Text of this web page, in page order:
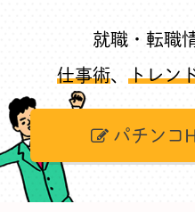
就職・転職
仕事術、 トレン
パチンコ